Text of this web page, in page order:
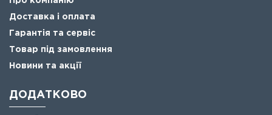
Доставка і оплата
Гарантія та сервіс
Товар під замовлення
Новини та акції
ДОДАТКОВО